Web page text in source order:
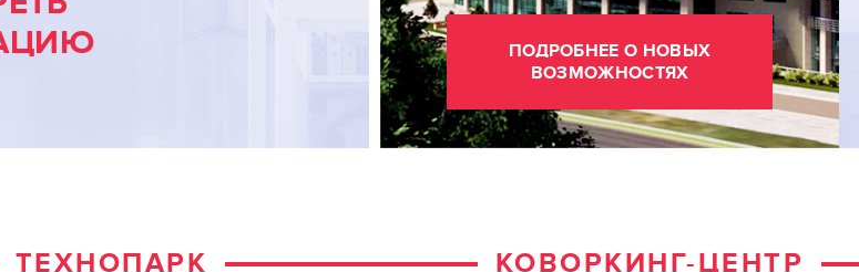
ПОДРОБНЕЕ О НОВЫХ
ВОЗМОЖНОСТЯХ
ТЕХНОПАРК КОВОРКИНГ-ЦЕНТР